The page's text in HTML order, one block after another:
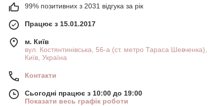
99% позитивних з 2031 відгука за рік
Працює з 15.01.2017
м. Київ
вул. Костянтинівська, 56-а (ст. метро Тараса Шевченка),
Київ, Україна
Контакти
Сьогодні працює з 10:00 до 19:00
Показати весь графік роботи